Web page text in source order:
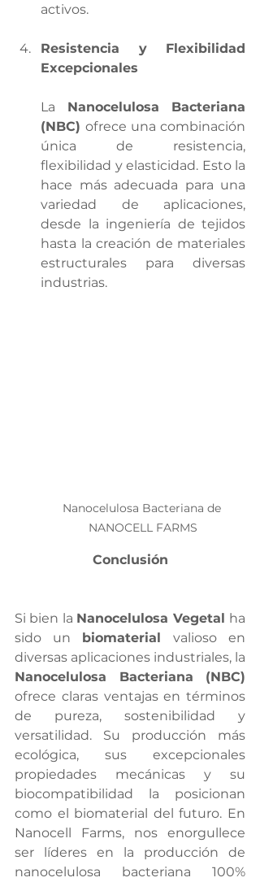
activos.
Resistencia y Flexibilidad
Excepcionales
La Nanocelulosa Bacteriana
(NBC) ofrece una combinación
única de resistencia,
flexibilidad y elasticidad. Esto la
hace más adecuada para una
variedad de aplicaciones,
desde la ingeniería de tejidos
hasta la creación de materiales
estructurales para diversas
industrias.
Nanocelulosa Bacteriana de
NANOCELL FARMS
Conclusión
Si bien la Nanocelulosa Vegetal ha
sido un biomaterial valioso en
Nanocelulosa Bacteriana (NBC)
ofrece claras ventajas en términos
de pureza, sostenibilidad y
versatilidad. Su producción más
ecológica, sus excepcionales
propiedades mecánicas y su
biocompatibilidad la posicionan
como el biomaterial del futuro. En
Nanocell Farms, nos enorgullece
ser líderes en la producción de
nanocelulosa bacteriana 100%